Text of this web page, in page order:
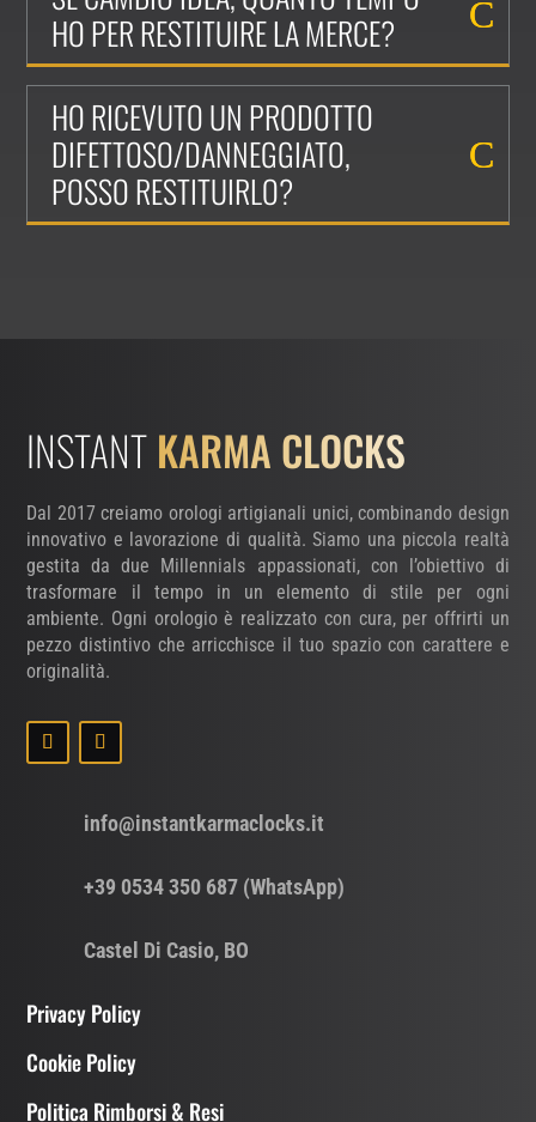
HO PER RESTITUIRE LA MERCE?
HO RICEVUTO UN PRODOTTO
DIFETTOSO/DANNEGGIATO,
POSSO RESTITUIRLO?
INSTANTKARMA CLOCKS
Dal 2017 creiamo orologi artigianali unici, combinando design
innovativo e lavorazione di qualità. Siamo una piccola realtà
gestita da due Millennials appassionati, con l’obiettivo di
trasformare il tempo in un elemento di stile per ogni
ambiente. Ogni orologio è realizzato con cura, per offrirti un
pezzo distintivo che arricchisce il tuo spazio con carattere e
originalità.
info@instantkarmaclocks.it
+39 0534 350 687 (WhatsApp)
Castel Di Casio, BO
Privacy Policy
Cookie Policy
Politica Rimborsi & Resi